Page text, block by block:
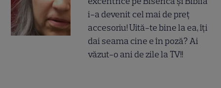
i-a devenit cel mai de preț
accesoriu! Uită-te bine la ea, îți
dai seama cine e în poză? Ai
văzut-o ani de zile la TV!!